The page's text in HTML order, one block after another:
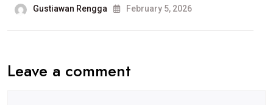
Gustiawan Rengga February 5, 2026
Leave a comment